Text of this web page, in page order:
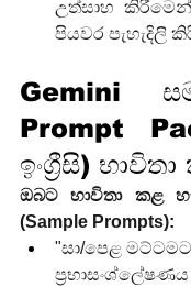
උත්සාහ
පියවර පැහැදිලි
Gemini
Prompt
ඉංග්‍රීසි)
ඔබට භාවිතා කළ
(Sample Prompts):
"සා/පෙළ